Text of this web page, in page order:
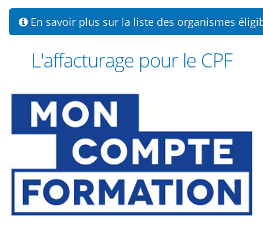
En savoir plus sur la liste des organismes
L'affacturage pour le CPF